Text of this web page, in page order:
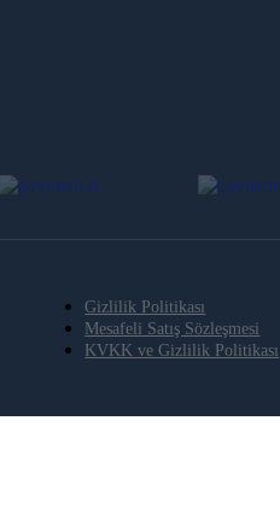
Gizlilik Politikası
Mesafeli Satış Sözleşmesi
KVKK ve Gizlilik Politikası